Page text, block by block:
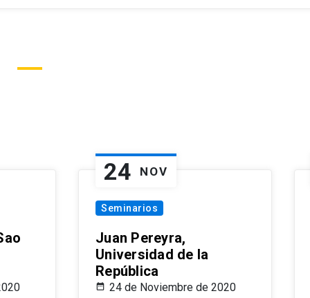
24 NOV
Seminarios
Juan Pereyra,
Universidad de la
República
24 de Noviembre de 2020